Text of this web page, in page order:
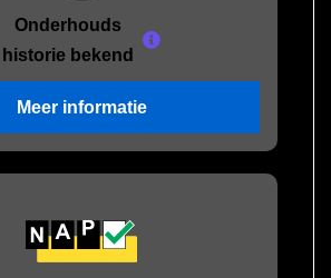
Onderhouds
historie bekend
Meer informatie